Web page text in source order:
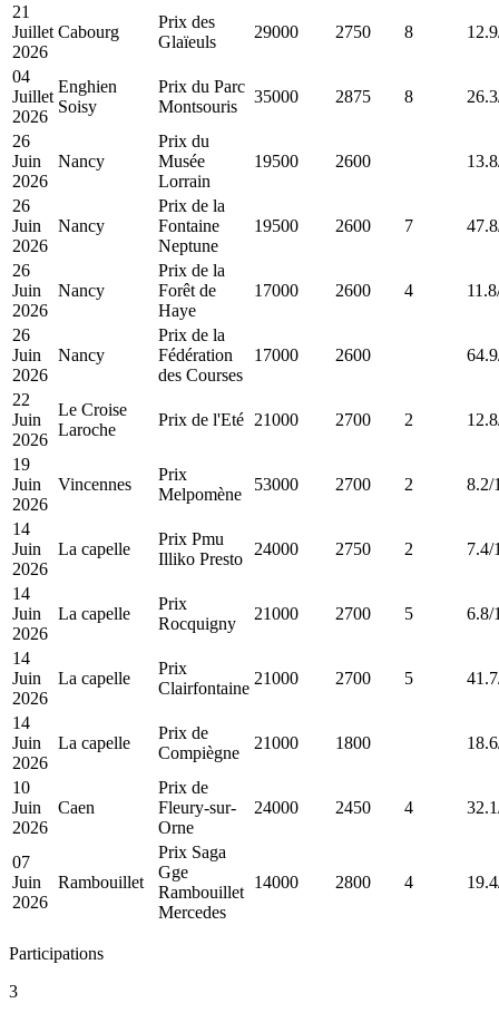
21
Juillet
2026
Cabourg
Prix des
Glaïeuls
29000 2750 8
04
Juillet
2026
Enghien
Soisy
Prix du Parc
Montsouris
35000 2875 8
26
Juin
2026
Nancy
Prix du
Musée
Lorrain
19500 2600
26
Juin
2026
Nancy
Prix de la
Fontaine
Neptune
19500 2600 7
26
Juin
2026
Nancy
Prix de la
Forêt de
Haye
17000 2600 4
26
Juin
2026
Nancy
Prix de la
Fédération
des Courses
17000 2600
22
Juin
2026
Le Croise
Laroche
Prix de l'Eté 21000 2700 2
19
Juin
2026
Vincennes
Prix
Melpomène
53000 2700 2 8.2/
14
Juin
2026
La capelle
Prix Pmu
Illiko Presto
24000 2750 2 7.4/
14
Juin
2026
La capelle
Prix
Rocquigny
21000 2700 5 6.8/
14
Juin
2026
La capelle
Prix
Clairfontaine
21000 2700 5
14
Juin
2026
La capelle
Prix de
Compiègne
21000 1800
10
Juin
2026
Caen
Prix de
Fleury-sur-
Orne
24000 2450 4
07
Juin
2026
Rambouillet
Prix Saga
Gge
Rambouillet
Mercedes
14000 2800 4
Participations
3